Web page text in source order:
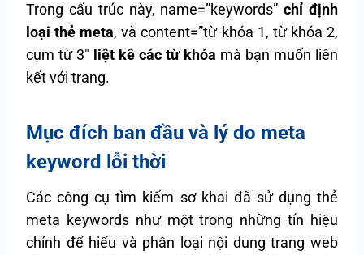
Trong cấu trúc này, name=”keywords”chỉ định
loại thẻ meta, và content=”từ khóa 1, từ khóa 2,
cụm từ 3″ liệt kê các từ khóa mà bạn muốn liên
kết với trang.
Mục đích ban đầu và lý do meta
keyword lỗi thời
Các công cụ tìm kiếm sơ khai đã sử dụng thẻ
meta keywords như một trong những tín hiệu
chính để hiểu và phân loại nội dung trang web